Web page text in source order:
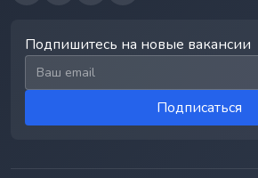
Подпишитесь на новые вакансии
Email для подписки
Подписаться